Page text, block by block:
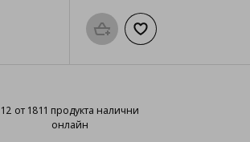
списъка с любимиΠροσθήκη στο καλάθι
Добави към
12 от 1811 продукта налични
онлайн
12 от 1811 продукта налични